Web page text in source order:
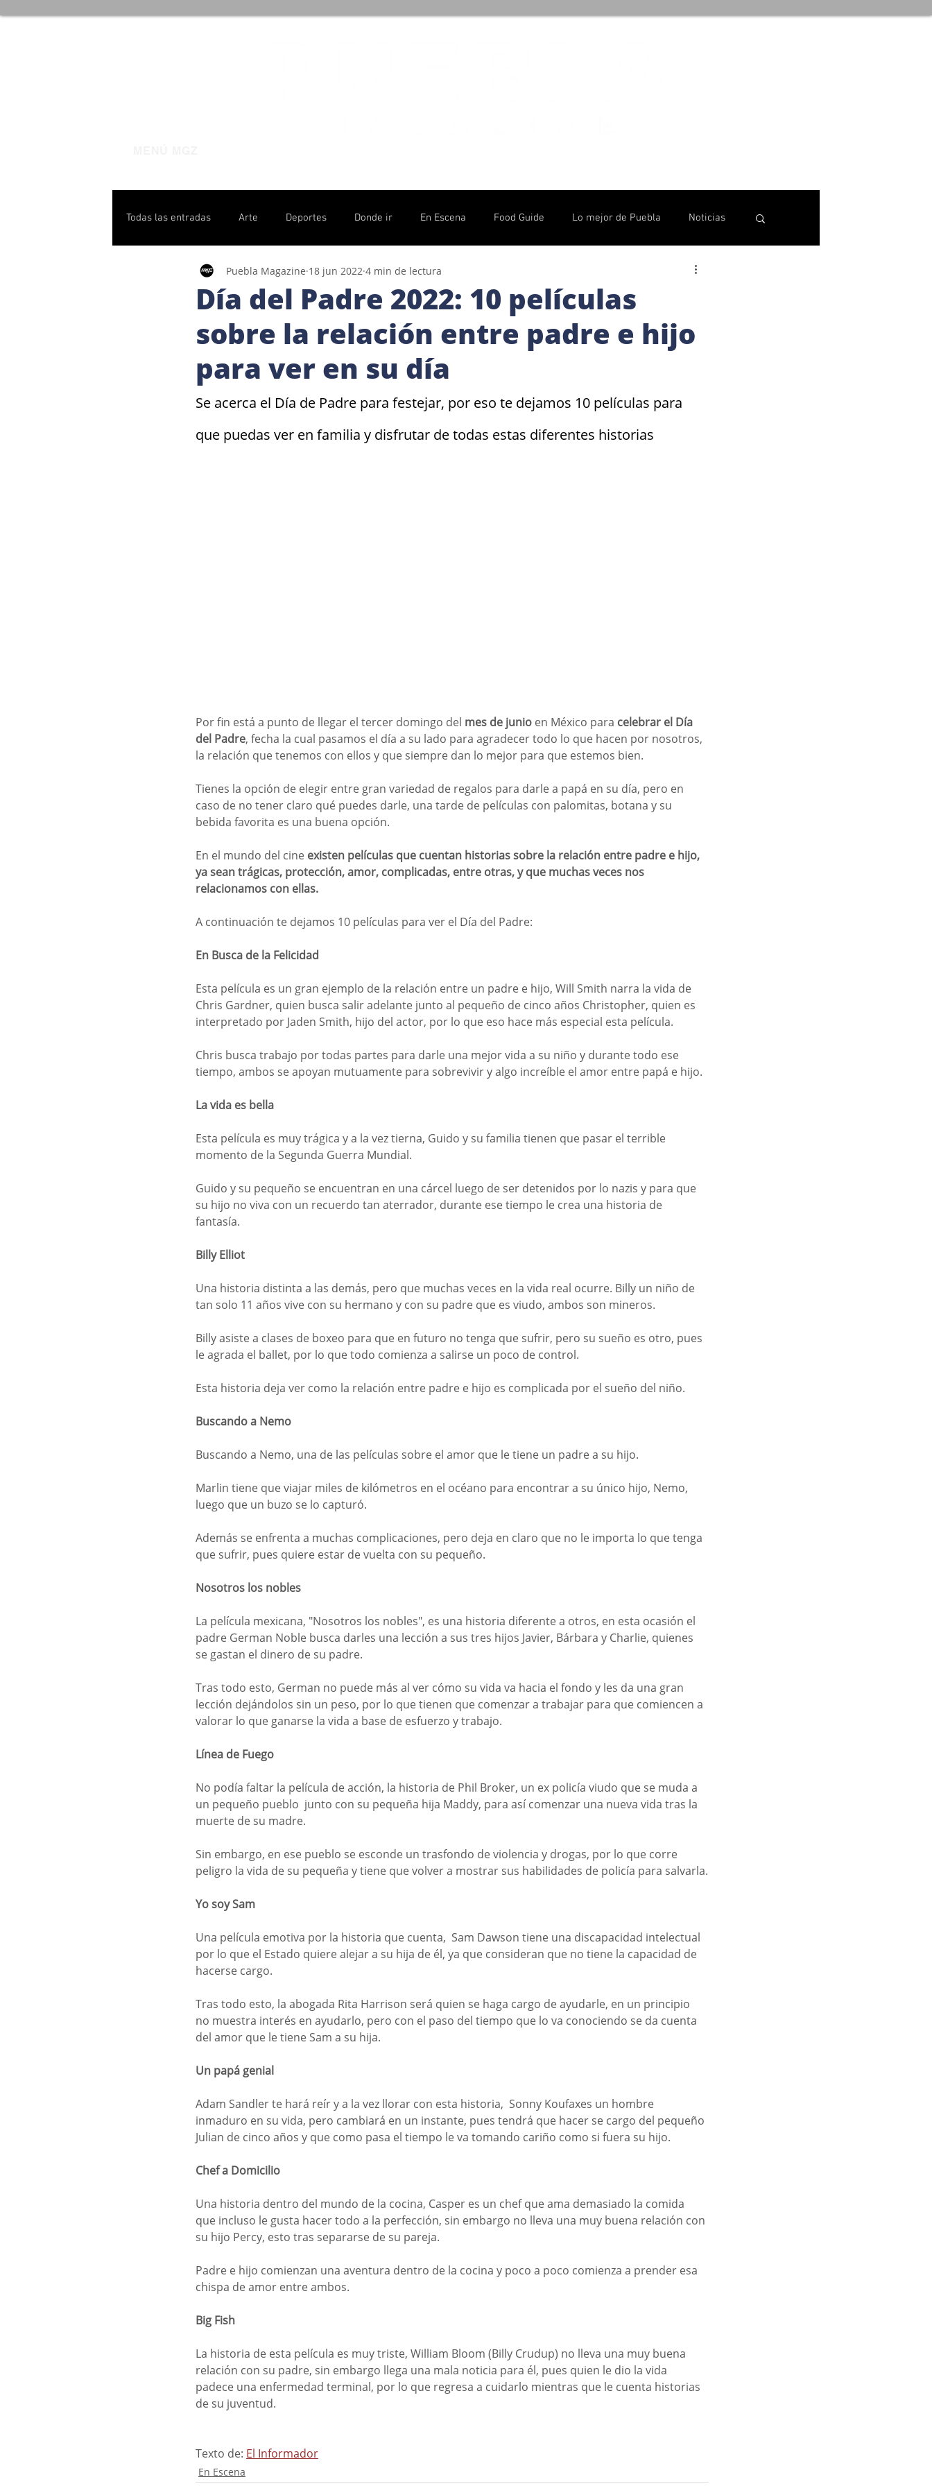
Todas las entradas Arte Deportes Donde ir En Escena Food Guide Lo mejor de Puebla Noticias
Poblanas destacadas Pulso Político
Día del Padre 2022: 10 películas
sobre la relación entre padre e hijo
para ver en su día
Puebla Magazine 18 jun 2022 4 min de lectura
Se acerca el Día de Padre para festejar, por eso te dejamos 10 películas para
que puedas ver en familia y disfrutar de todas estas diferentes historias
Por fin está a punto de llegar el tercer domingo del mes de junio en México para celebrar el Día
del Padre, fecha la cual pasamos el día a su lado para agradecer todo lo que hacen por nosotros,
la relación que tenemos con ellos y que siempre dan lo mejor para que estemos bien.
Tienes la opción de elegir entre gran variedad de regalos para darle a papá en su día, pero en
caso de no tener claro qué puedes darle, una tarde de películas con palomitas, botana y su
bebida favorita es una buena opción.
En el mundo del cine existen películas que cuentan historias sobre la relación entre padre e hijo,
ya sean trágicas, protección, amor, complicadas, entre otras, y que muchas veces nos
relacionamos con ellas.
A continuación te dejamos 10 películas para ver el Día del Padre:
En Busca de la Felicidad
Esta película es un gran ejemplo de la relación entre un padre e hijo, Will Smith narra la vida de
Chris Gardner, quien busca salir adelante junto al pequeño de cinco años Christopher, quien es
interpretado por Jaden Smith, hijo del actor, por lo que eso hace más especial esta película.
Chris busca trabajo por todas partes para darle una mejor vida a su niño y durante todo ese
tiempo, ambos se apoyan mutuamente para sobrevivir y algo increíble el amor entre papá e hijo.
La vida es bella
Esta película es muy trágica y a la vez tierna, Guido y su familia tienen que pasar el terrible
momento de la Segunda Guerra Mundial.
Guido y su pequeño se encuentran en una cárcel luego de ser detenidos por lo nazis y para que
su hijo no viva con un recuerdo tan aterrador, durante ese tiempo le crea una historia de
fantasía.
Billy Elliot
Una historia distinta a las demás, pero que muchas veces en la vida real ocurre. Billy un niño de
tan solo 11 años vive con su hermano y con su padre que es viudo, ambos son mineros.
Billy asiste a clases de boxeo para que en futuro no tenga que sufrir, pero su sueño es otro, pues
le agrada el ballet, por lo que todo comienza a salirse un poco de control.
Esta historia deja ver como la relación entre padre e hijo es complicada por el sueño del niño.
Buscando a Nemo
Buscando a Nemo, una de las películas sobre el amor que le tiene un padre a su hijo.
Marlin tiene que viajar miles de kilómetros en el océano para encontrar a su único hijo, Nemo,
luego que un buzo se lo capturó.
Además se enfrenta a muchas complicaciones, pero deja en claro que no le importa lo que tenga
que sufrir, pues quiere estar de vuelta con su pequeño.
Nosotros los nobles
La película mexicana, "Nosotros los nobles", es una historia diferente a otros, en esta ocasión el
padre German Noble busca darles una lección a sus tres hijos Javier, Bárbara y Charlie, quienes
se gastan el dinero de su padre.
Tras todo esto, German no puede más al ver cómo su vida va hacia el fondo y les da una gran
lección dejándolos sin un peso, por lo que tienen que comenzar a trabajar para que comiencen a
valorar lo que ganarse la vida a base de esfuerzo y trabajo.
Línea de Fuego
No podía faltar la película de acción, la historia de Phil Broker, un ex policía viudo que se muda a
un pequeño pueblo  junto con su pequeña hija Maddy, para así comenzar una nueva vida tras la
muerte de su madre.
Sin embargo, en ese pueblo se esconde un trasfondo de violencia y drogas, por lo que corre
peligro la vida de su pequeña y tiene que volver a mostrar sus habilidades de policía para salvarla.
Yo soy Sam
Una película emotiva por la historia que cuenta,  Sam Dawson tiene una discapacidad intelectual
por lo que el Estado quiere alejar a su hija de él, ya que consideran que no tiene la capacidad de
hacerse cargo.
Tras todo esto, la abogada Rita Harrison será quien se haga cargo de ayudarle, en un principio
no muestra interés en ayudarlo, pero con el paso del tiempo que lo va conociendo se da cuenta
del amor que le tiene Sam a su hija.
Un papá genial
Adam Sandler te hará reír y a la vez llorar con esta historia,  Sonny Koufaxes un hombre
inmaduro en su vida, pero cambiará en un instante, pues tendrá que hacer se cargo del pequeño
Julian de cinco años y que como pasa el tiempo le va tomando cariño como si fuera su hijo.
Chef a Domicilio
Una historia dentro del mundo de la cocina, Casper es un chef que ama demasiado la comida
que incluso le gusta hacer todo a la perfección, sin embargo no lleva una muy buena relación con
su hijo Percy, esto tras separarse de su pareja.
Padre e hijo comienzan una aventura dentro de la cocina y poco a poco comienza a prender esa
chispa de amor entre ambos.
Big Fish
La historia de esta película es muy triste, William Bloom (Billy Crudup) no lleva una muy buena
relación con su padre, sin embargo llega una mala noticia para él, pues quien le dio la vida
padece una enfermedad terminal, por lo que regresa a cuidarlo mientras que le cuenta historias
de su juventud.
Texto de: El Informador
En Escena